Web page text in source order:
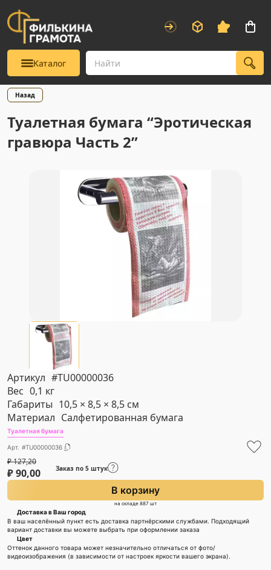
Каталог
Назад
Туалетная бумага “Эротическая
гравюра Часть 2”
Артикул #TU00000036
Вес 0,1 кг
Габариты 10,5 × 8,5 × 8,5 см
Материал Салфетированная бумага
Туалетная бумага
Арт. #TU00000036
₽127,20
₽90,00 Заказ по 5 штук
В корзину
на складе 887 шт
Доставка в Ваш город
В ваш населённый пункт есть доставка партнёрскими службами. Подходящий
вариант доставки вы можете выбрать при оформлении заказа
Цвет
Оттенок данного товара может незначительно отличаться от фото/
видеоизображения (в зависимости от настроек яркости вашего экрана).